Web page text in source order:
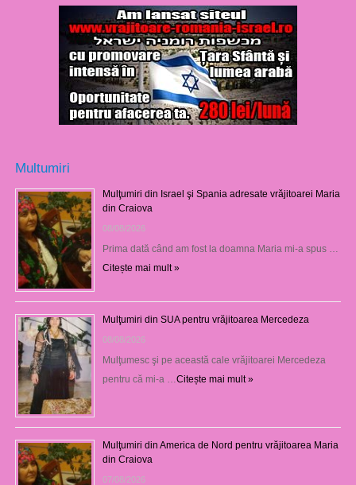
Multumiri
Mulţumiri din Israel şi Spania adresate vrăjitoarei Maria
din Craiova
08/08/2026
Prima dată când am fost la doamna Maria mi-a spus …
Citește mai mult »
Mulţumiri din SUA pentru vrăjitoarea Mercedeza
08/08/2026
Mulţumesc şi pe această cale vrăjitoarei Mercedeza
pentru că mi-a … Citește mai mult »
Mulţumiri din America de Nord pentru vrăjitoarea Maria
din Craiova
07/08/2026